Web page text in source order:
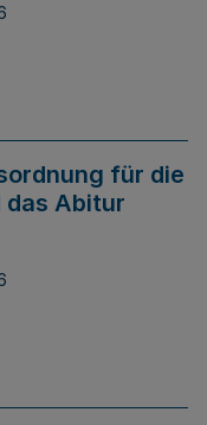
für die
Abitur